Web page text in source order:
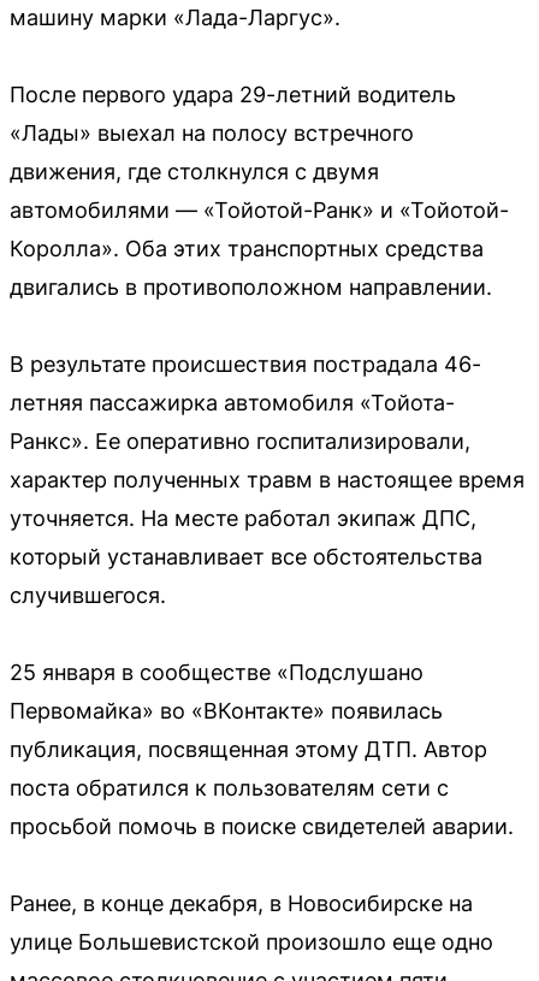
машину марки «Лада-Ларгус».
После первого удара 29-летний водитель
«Лады» выехал на полосу встречного
движения, где столкнулся с двумя
автомобилями — «Тойотой-Ранк» и «Тойотой-
Королла». Оба этих транспортных средства
двигались в противоположном направлении.
В результате происшествия пострадала 46-
летняя пассажирка автомобиля «Тойота-
Ранкс». Ее оперативно госпитализировали,
характер полученных травм в настоящее время
уточняется. На месте работал экипаж ДПС,
который устанавливает все обстоятельства
случившегося.
25 января в сообществе «Подслушано
Первомайка» во «ВКонтакте» появилась
публикация, посвященная этому ДТП. Автор
поста обратился к пользователям сети с
просьбой помочь в поиске свидетелей аварии.
Ранее, в конце декабря, в Новосибирске на
улице Большевистской произошло еще одно